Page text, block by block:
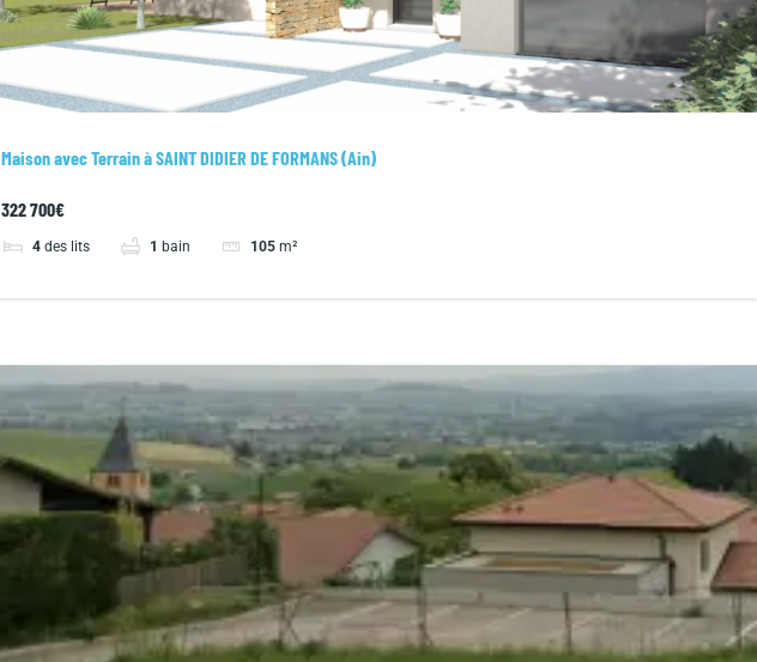
Maison avec Terrain à SAINT DIDIER DE FORMANS (Ain)
322 700€
4 des lits 1 bain 105 m²